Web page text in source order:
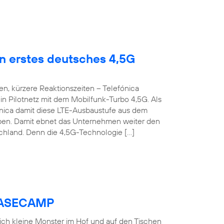
erstes deutsches 4,5G
kürzere Reaktionszeiten – Telefónica
Pilotnetz mit dem Mobilfunk-Turbo 4,5G. Als
damit diese LTE-Ausbaustufe aus dem
Damit ebnet das Unternehmen weiter den
Denn die 4,5G-Technologie […]
kleine Monster im Hof und auf den Tischen